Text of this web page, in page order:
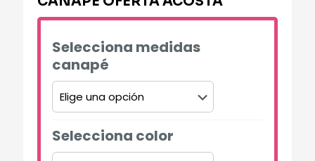
Selecciona medidas
canapé
Selecciona color